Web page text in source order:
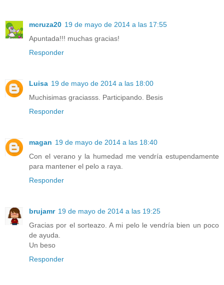
mcruza20 19 de mayo de 2014 a las 17:55
Apuntada!!! muchas gracias!
Responder
Luisa 19 de mayo de 2014 a las 18:00
Muchisimas graciasss. Participando. Besis
Responder
magan 19 de mayo de 2014 a las 18:40
Con el verano y la humedad me vendría estupendamente
para mantener el pelo a raya.
Responder
brujamr 19 de mayo de 2014 a las 19:25
Gracias por el sorteazo. A mi pelo le vendría bien un poco
de ayuda.
Un beso
Responder